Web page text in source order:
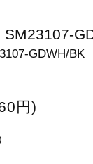
SM23107-
GDWH/BK
円)